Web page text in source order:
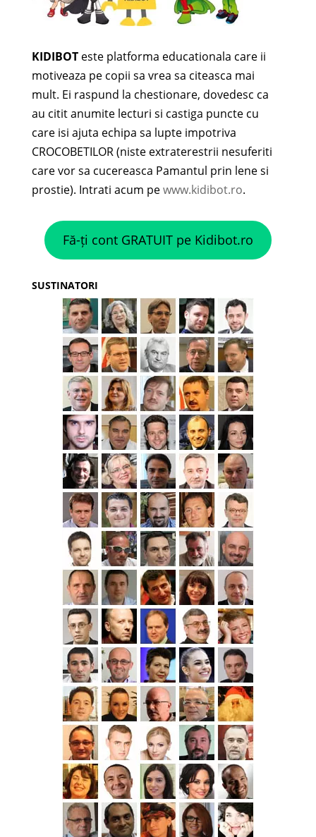
KIDIBOTeste platforma educationala care ii
motiveaza pe copii sa vrea sa citeasca mai
mult. Ei raspund la chestionare, dovedesc ca
au citit anumite lecturi si castiga puncte cu
care isi ajuta echipa sa lupte impotriva
CROCOBETILOR (niste extraterestrii nesuferiti
care vor sa cucereasca Pamantul prin lene si
prostie). Intrati acum pewww.kidibot.ro.
Fă-ți cont GRATUIT pe Kidibot.ro
SUSTINATORI